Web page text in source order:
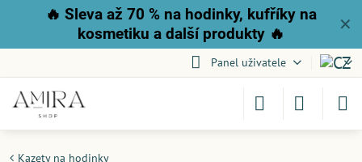
✕
🔥 Sleva až 70 % na hodinky, kufříky na
kosmetiku a další produkty 🔥
Panel uživatele
Kazety na hodinky